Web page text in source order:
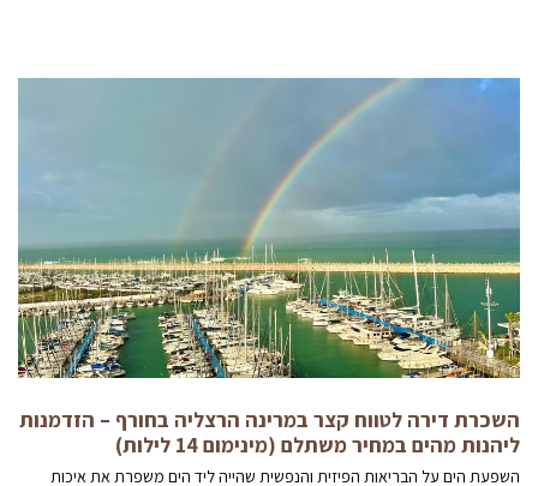
השכרת דירה לטווח קצר במרינה הרצליה בחורף – הזדמנות
ליהנות מהים במחיר משתלם (מינימום 14 לילות)
השפעת הים על הבריאות הפיזית והנפשית שהייה ליד הים משפרת את איכות